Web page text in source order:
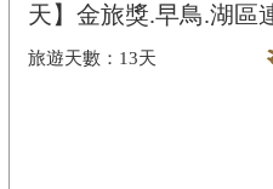
天】金旅獎.早鳥.湖區
13天